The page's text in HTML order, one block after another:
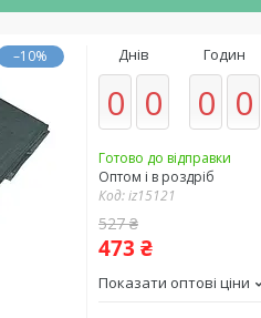
–10% Днів
0 0
Годин
0 0
Готово до відправки
Оптом і в роздріб
Код:iz15121
527 ₴
473 ₴
Показати оптові ціни